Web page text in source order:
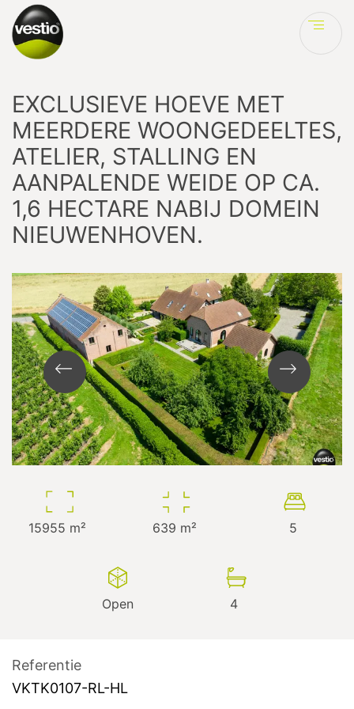
EXCLUSIEVE HOEVE MET
MEERDERE WOONGEDEELTES,
ATELIER, STALLING EN
AANPALENDE WEIDE OP CA.
1,6 HECTARE NABIJ DOMEIN
NIEUWENHOVEN.
15955 m² 639 m² 5
Open 4
Referentie
VKTK0107-RL-HL